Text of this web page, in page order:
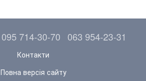
095 714-30-70 063 954-23-31
Контакти
Повна версія сайту